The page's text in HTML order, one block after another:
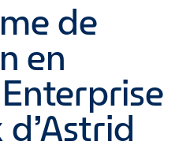
de
en